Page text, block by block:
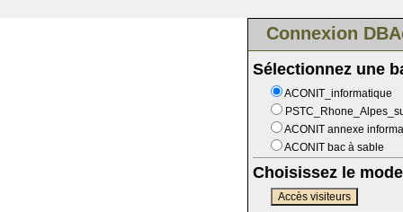
Connexion
Sélectionnez une
ACONIT_informatique
ACONIT annexe
ACONIT bac à sable
Choisissez le
Accès visiteurs